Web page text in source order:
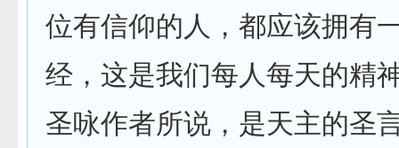
位有信仰的人，都应该拥有
经，这是我们每人每天的精
圣咏作者所说，是天主的圣